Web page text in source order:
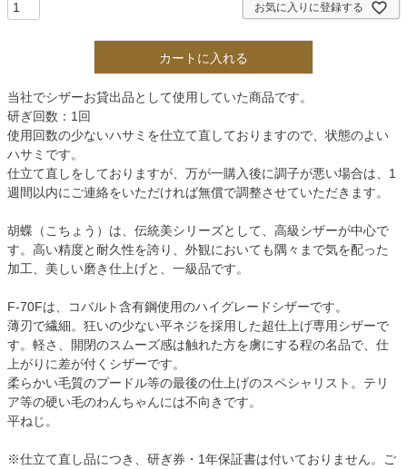
お気に入りに登録する
カートに入れる
当社でシザーお貸出品として使用していた商品です。
研ぎ回数：1回
使用回数の少ないハサミを仕立て直しておりますので、状態のよい
ハサミです。
仕立て直しをしておりますが、万が一購入後に調子が悪い場合は、1
週間以内にご連絡をいただければ無償で調整させていただきます。
胡蝶（こちょう）は、伝統美シリーズとして、高級シザーが中心で
す。高い精度と耐久性を誇り、外観においても隅々まで気を配った
加工、美しい磨き仕上げと、一級品です。
F-70Fは、コバルト含有鋼使用のハイグレードシザーです。
薄刃で繊細。狂いの少ない平ネジを採用した超仕上げ専用シザーで
す。軽さ、開閉のスムーズ感は触れた方を虜にする程の名品で、仕
上がりに差が付くシザーです。
柔らかい毛質のプードル等の最後の仕上げのスペシャリスト。テリ
ア等の硬い毛のわんちゃんには不向きです。
平ねじ。
※仕立て直し品につき、研ぎ券・1年保証書は付いておりません。ご